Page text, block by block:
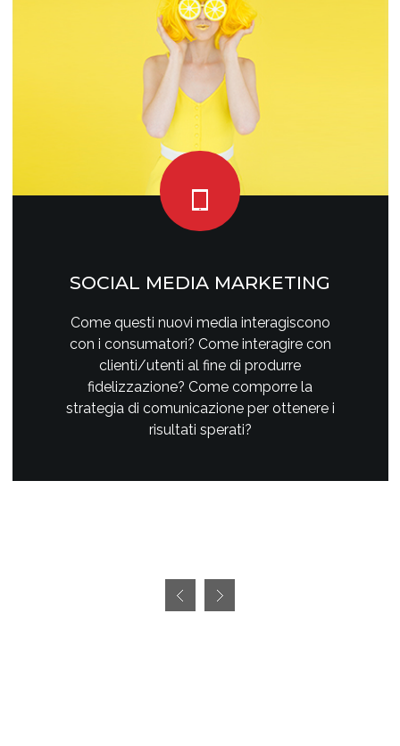
SOCIAL MEDIA MARKETING
Come questi nuovi media interagiscono
con i consumatori? Come interagire con
clienti/utenti al fine di produrre
fidelizzazione? Come comporre la
strategia di comunicazione per ottenere i
risultati sperati?